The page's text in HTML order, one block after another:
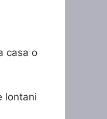
casa o
lontani